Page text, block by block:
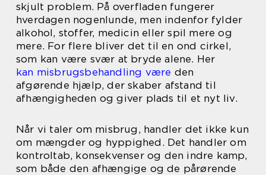
skjult problem. På overfladen fungerer
hverdagen nogenlunde, men indenfor fylder
alkohol, stoffer, medicin eller spil mere og
mere. For flere bliver det til en ond cirkel,
som kan være svær at bryde alene. Her
kan misbrugsbehandling være den
afgørende hjælp, der skaber afstand til
afhængigheden og giver plads til et nyt liv.
Når vi taler om misbrug, handler det ikke kun
om mængder og hyppighed. Det handler om
kontroltab, konsekvenser og den indre kamp,
som både den afhængige og de pårørende